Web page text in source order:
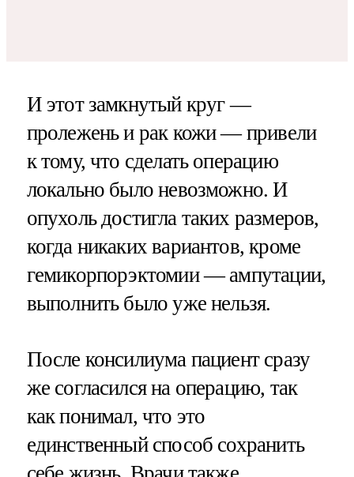
И этот замкнутый круг —
пролежень и рак кожи — привели
к тому, что сделать операцию
локально было невозможно. И
опухоль достигла таких размеров,
когда никаких вариантов, кроме
гемикорпорэктомии — ампутации,
выполнить было уже нельзя.
После консилиума пациент сразу
же согласился на операцию, так
как понимал, что это
единственный способ сохранить